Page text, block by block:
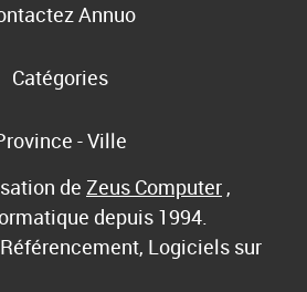
Annuo
Catégories
- Ville
de Zeus Computer ,
depuis 1994.
Logiciels sur